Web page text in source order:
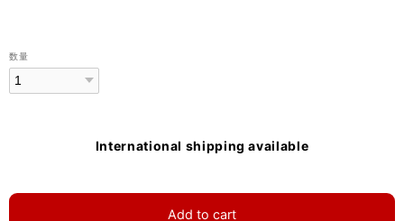
数量
International shipping available
Add to cart